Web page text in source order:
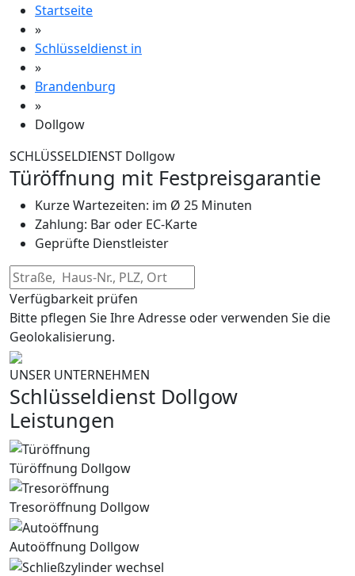
Startseite
»
Schlüsseldienst in
»
Brandenburg
»
Dollgow
SCHLÜSSELDIENST Dollgow
Türöffnung mit Festpreisgarantie
Kurze Wartezeiten: im Ø 25 Minuten
Zahlung: Bar oder EC-Karte
Geprüfte Dienstleister
Verfügbarkeit prüfen
Bitte pflegen Sie Ihre Adresse oder verwenden Sie die
Geolokalisierung.
UNSER UNTERNEHMEN
Schlüsseldienst Dollgow
Leistungen
Türöffnung Dollgow
Tresoröffnung Dollgow
Autoöffnung Dollgow